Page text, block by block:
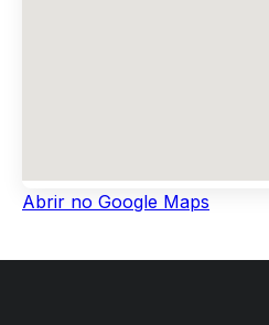
Abrir no Google Maps